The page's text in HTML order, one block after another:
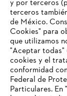
Si deseas
de unos 10
hacia
Lo ideal es
hacia el sur/
intemperie.
Cuando
individual de
máquina.
Reúne
TU
El navegador
nuestra página
y por terceros
terceros
de México.
Cookies" para
que utilizamos
"Aceptar todas"
cookies y el
conformidad
Federal de
Particulares.